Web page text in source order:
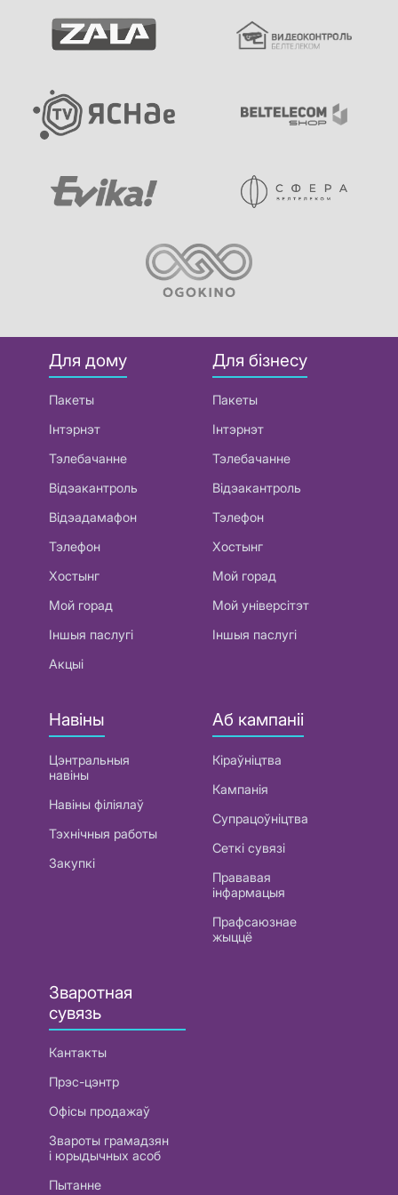
Для дому
Пакеты
Інтэрнэт
Тэлебачанне
Відэакантроль
Відэадамафон
Тэлефон
Хостынг
Мой горад
Іншыя паслугі
Акцыі
Для бізнесу
Пакеты
Інтэрнэт
Тэлебачанне
Відэакантроль
Тэлефон
Хостынг
Мой горад
Мой універсітэт
Іншыя паслугі
Навіны
Цэнтральныя
навіны
Навіны філіялаў
Тэхнічныя работы
Закупкі
Аб кампаніі
Кіраўніцтва
Кампанія
Супрацоўніцтва
Сеткі сувязі
Прававая
інфармацыя
Прафсаюзнае
жыццё
Зваротная
сувязь
Кантакты
Прэс-цэнтр
Офісы продажаў
Звароты грамадзян
і юрыдычных асоб
Пытанне